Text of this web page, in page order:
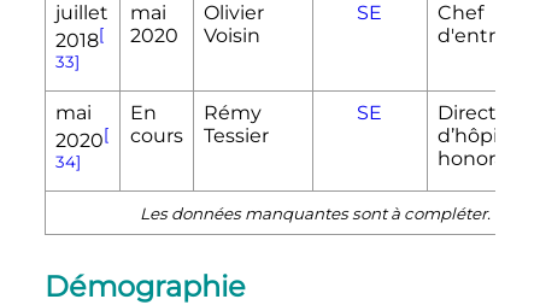
juillet
2018[
33]
mai
2020
Olivier
Voisin
SE
Chef
mai
2020[
34]
En
cours
Rémy
Tessier
SE
Directeur
d’hôpital
honoraire
Les données manquantes sont à compléter.
Démographie